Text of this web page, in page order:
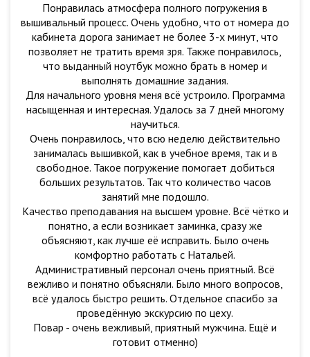
Понравилась атмосфера полного погружения в
вышивальный процесс. Очень удобно, что от номера до
кабинета дорога занимает не более 3-х минут, что
позволяет не тратить время зря. Также понравилось,
что выданный ноутбук можно брать в номер и
выполнять домашние задания.
Для начального уровня меня всё устроило. Программа
насыщенная и интересная. Удалось за 7 дней многому
научиться.
Очень понравилось, что всю неделю действительно
занималась вышивкой, как в учебное время, так и в
свободное. Такое погружение помогает добиться
больших результатов. Так что количество часов
занятий мне подошло.
Качество преподавания на высшем уровне. Всё чётко и
понятно, а если возникает заминка, сразу же
объясняют, как лучше её исправить. Было очень
комфортно работать с Натальей.
Административный персонал очень приятный. Всё
вежливо и понятно объясняли. Было много вопросов,
всё удалось быстро решить. Отдельное спасибо за
проведённую экскурсию по цеху.
Повар - очень вежливый, приятный мужчина. Ещё и
готовит отменно)